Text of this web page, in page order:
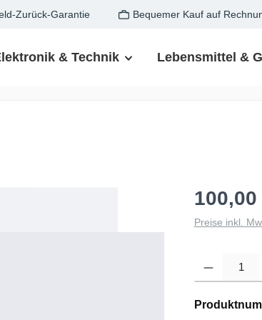
Zurück-Garantie Bequemer Kauf auf
& Technik Lebensmittel &
100,00
Preise inkl.